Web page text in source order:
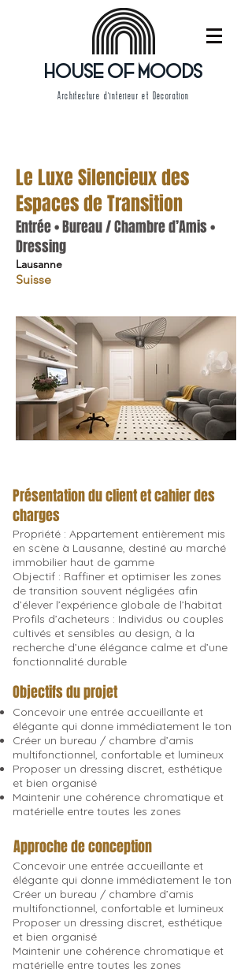
HOUSE OF MOODS
Architecture d'intérieur et Décoration
Le Luxe Silencieux des
Espaces de Transition
Entrée • Bureau / Chambre d’Amis •
Dressing
Lausanne
Suisse
Présentation du client et cahier des
charges
Propriété : Appartement entièrement mis
en scène à Lausanne, destiné au marché
immobilier haut de gamme
Objectif : Raffiner et optimiser les zones
de transition souvent négligées afin
d’élever l’expérience globale de l’habitat
Profils d’acheteurs : Individus ou couples
cultivés et sensibles au design, à la
recherche d’une élégance calme et d’une
fonctionnalité durable
Concevoir une entrée accueillante et
élégante qui donne immédiatement le ton
Créer un bureau / chambre d’amis
multifonctionnel, confortable et lumineux
Proposer un dressing discret, esthétique
et bien organisé
Maintenir une cohérence chromatique et
matérielle entre toutes les zones
Objectifs du projet
Approche de conception
Concevoir une entrée accueillante et
élégante qui donne immédiatement le ton
Créer un bureau / chambre d’amis
multifonctionnel, confortable et lumineux
Proposer un dressing discret, esthétique
et bien organisé
Maintenir une cohérence chromatique et
matérielle entre toutes les zones